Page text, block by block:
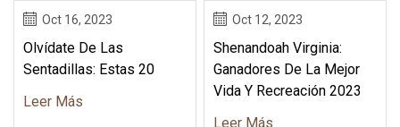
Oct 16, 2023
Olvídate De Las
Sentadillas: Estas 20
Leer Más
Oct 12, 2023
Shenandoah Virginia:
Ganadores De La Mejor
Vida Y Recreación 2023
Leer Más